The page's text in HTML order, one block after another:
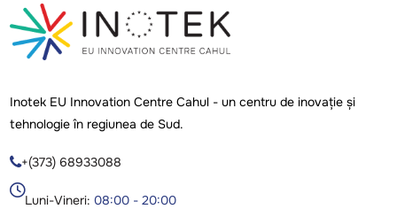
Inotek EU Innovation Centre Cahul - un centru de inovație și
tehnologie în regiunea de Sud.
+(373) 68933088

Luni-Vineri:08:00 - 20:00